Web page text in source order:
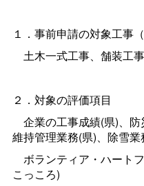
１．事前申請の対象工事
土木一式工事、舗装工
２．対象の評価項目
企業の工事成績(県)、防
維持管理業務(県)、除雪業
ボランティア・ハート
こっころ)